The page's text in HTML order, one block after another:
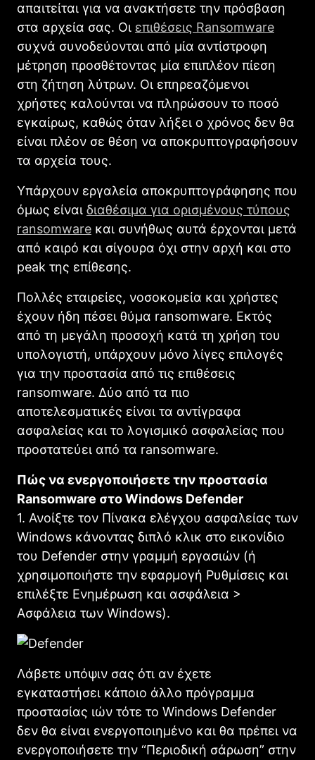
απαιτείται για να ανακτήσετε την πρόσβαση
στα αρχεία σας. Οι επιθέσεις Ransomware
συχνά συνοδεύονται από μία αντίστροφη
μέτρηση προσθέτοντας μία επιπλέον πίεση
στη ζήτηση λύτρων. Οι επηρεαζόμενοι
χρήστες καλούνται να πληρώσουν το ποσό
εγκαίρως, καθώς όταν λήξει ο χρόνος δεν θα
είναι πλέον σε θέση να αποκρυπτογραφήσουν
τα αρχεία τους.
Υπάρχουν εργαλεία αποκρυπτογράφησης που
όμως είναι διαθέσιμα για ορισμένους τύπους
ransomware και συνήθως αυτά έρχονται μετά
από καιρό και σίγουρα όχι στην αρχή και στο
peak της επίθεσης.
Πολλές εταιρείες, νοσοκομεία και χρήστες
έχουν ήδη πέσει θύμα ransomware. Εκτός
από τη μεγάλη προσοχή κατά τη χρήση του
υπολογιστή, υπάρχουν μόνο λίγες επιλογές
για την προστασία από τις επιθέσεις
ransomware. Δύο από τα πιο
αποτελεσματικές είναι τα αντίγραφα
ασφαλείας και το λογισμικό ασφαλείας που
προστατεύει από τα ransomware.
Πώς να ενεργοποιήσετε την προστασία
Ransomware στο Windows Defender
1. Ανοίξτε τον Πίνακα ελέγχου ασφαλείας των
Windows κάνοντας διπλό κλικ στο εικονίδιο
του Defender στην γραμμή εργασιών (ή
χρησιμοποιήστε την εφαρμογή Ρυθμίσεις και
επιλέξτε Ενημέρωση και ασφάλεια >
Ασφάλεια των Windows).
Λάβετε υπόψιν σας ότι αν έχετε
εγκαταστήσει κάποιο άλλο πρόγραμμα
προστασίας ιών τότε το Windows Defender
δεν θα είναι ενεργοποιημένο και θα πρέπει να
ενεργοποιήσετε την “Περιοδική σάρωση” στην